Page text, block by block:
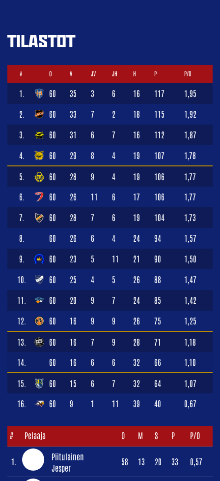
TILASTOT
# O V JV JH H P P/O
1. 60 35 3 6 16 117 1,95
2. 60 33 7 2 18 115 1,92
3. 60 31 6 7 16 112 1,87
4. 60 29 8 4 19 107 1,78
5. 60 28 9 4 19 106 1,77
6. 60 26 11 6 17 106 1,77
7. 60 28 7 6 19 104 1,73
8. 60 26 6 4 24 94 1,57
9. 60 23 5 11 21 90 1,50
10. 60 25 4 5 26 88 1,47
11. 60 20 9 7 24 85 1,42
12. 60 16 9 9 26 75 1,25
13. 60 16 7 9 28 71 1,18
14. 60 16 6 6 32 66 1,10
15. 60 15 6 7 32 64 1,07
16. 60 9 1 11 39 40 0,67
# Pelaaja O M S P P/O
1.
Piitulainen
Jesper
58 13 20 33 0,57